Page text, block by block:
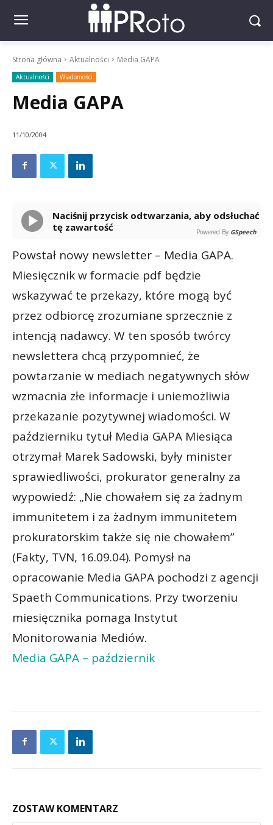
Strona główna Aktualności Media GAPA
Aktualności Wiadomości
Media GAPA
11/10/2004
Naciśnij przycisk odtwarzania, aby odsłuchać
tę zawartość
Powered By GSpeech
Powstał nowy newsletter – Media GAPA.
Miesięcznik w formacie pdf będzie
wskazywać te przekazy, które mogą być
przez odbiorcę zrozumiane sprzecznie z
intencją nadawcy. W ten sposób twórcy
newslettera chcą przypomnieć, że
powtarzanie w mediach negatywnych słów
wzmacnia złe informacje i uniemożliwia
przekazanie pozytywnej wiadomości. W
październiku tytuł Media GAPA Miesiąca
otrzymał Marek Sadowski, były minister
sprawiedliwości, prokurator generalny za
wypowiedź: „Nie chowałem się za żadnym
immunitetem i za żadnym immunitetem
prokuratorskim także się nie chowałem”
(Fakty, TVN, 16.09.04). Pomysł na
opracowanie Media GAPA pochodzi z agencji
Spaeth Communications. Przy tworzeniu
miesięcznika pomaga Instytut
Monitorowania Mediów.
Media GAPA – październik
ZOSTAW KOMENTARZ